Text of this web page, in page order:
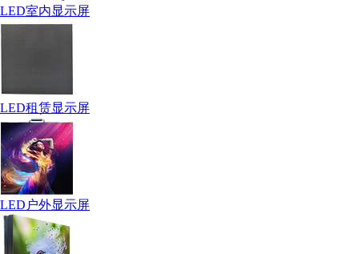
LED室内显示屏
LED租赁显示屏
LED户外显示屏